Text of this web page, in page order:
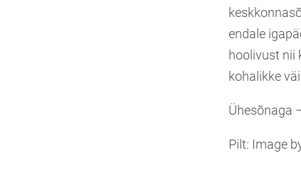
endale
hoolivust nii
kohalikke
Ühesõnaga
Pilt: Image